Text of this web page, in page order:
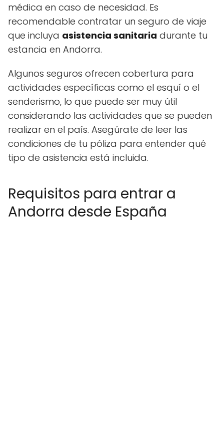
médica en caso de necesidad. Es
recomendable contratar un seguro de viaje
que incluya asistencia sanitaria durante tu
estancia en Andorra.
Algunos seguros ofrecen cobertura para
actividades específicas como el esquí o el
senderismo, lo que puede ser muy útil
considerando las actividades que se pueden
realizar en el país. Asegúrate de leer las
condiciones de tu póliza para entender qué
tipo de asistencia está incluida.
Requisitos para entrar a
Andorra desde España